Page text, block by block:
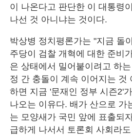
이 나온다고 판단한 이 대통령
나선 것 아니냐는 것이다.
박상병 정치평론가는 "지금 돌
주당이 검찰 개혁에 대한 준비
은 상태에서 밀어붙이려고 하
정 간 충돌이 계속 이어지는 것
하면 지금 '문재인 정부 시즌2'
나오는 이유다. 배가 산으로 가
는 모양새가 국민 앞에 표출되
급하게 나서서 토론회 사회라도